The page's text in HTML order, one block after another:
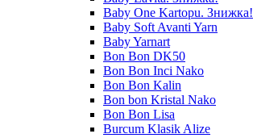
Baby One Kartopu. Знижка!
Baby Soft Avanti Yarn
Baby Yarnart
Bon Bon DK50
Bon Bon Inci Nako
Bon Bon Kalin
Bon bon Kristal Nako
Bon Bon Lisa
Burcum Klasik Alize